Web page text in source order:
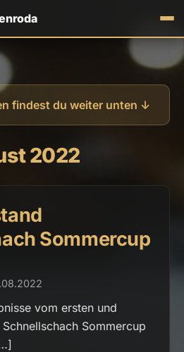
findest du weiter unten ↓
2022
Sommercup
vom ersten und
Sommercup